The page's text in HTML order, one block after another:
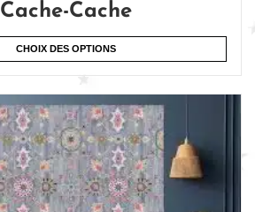
Cache-Cache
CHOIX DES OPTIONS